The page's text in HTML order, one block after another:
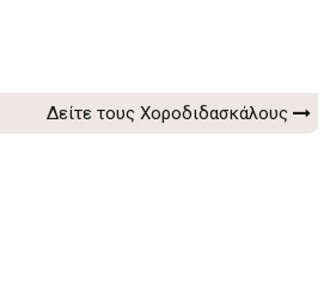
Δείτε τους Χοροδιδασκάλους